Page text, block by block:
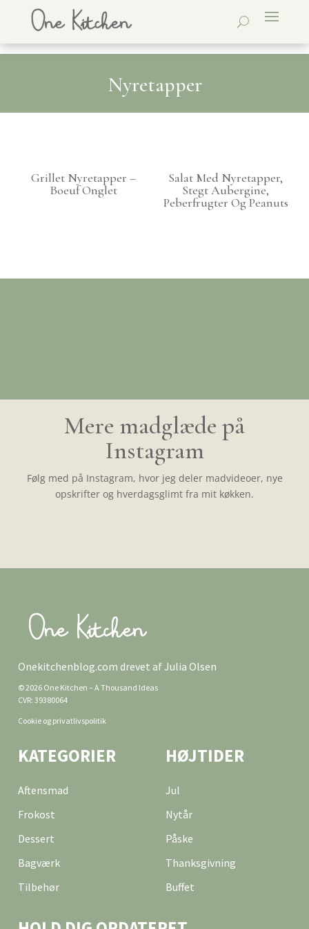
Nyretapper
Grillet Nyretapper –
Boeuf Onglet
Salat Med Nyretapper,
Stegt Aubergine,
Peberfrugter Og Peanuts
Mere madglæde på
Instagram
Følg med på Instagram, hvor jeg deler madvideoer, nye
opskrifter og hverdagsglimt fra mit køkken.
Onekitchenblog.com drevet af Julia Olsen
© 2026 One Kitchen – A Thousand Ideas
CVR: 39380064
Cookie og privatlivspolitik
KATEGORIER
Aftensmad
Frokost
Dessert
Bagværk
Tilbehør
HØJTIDER
Jul
Nytår
Påske
Thanksgivning
Buffet